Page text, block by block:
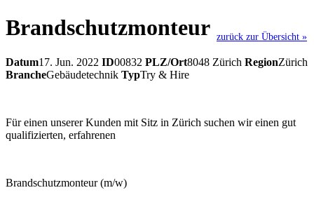
zurück zur Übersicht »
Brandschutzmonteur
Datum17. Jun. 2022 ID00832 PLZ/Ort8048 Zürich RegionZürich
BrancheGebäudetechnik TypTry & Hire
Für einen unserer Kunden mit Sitz in Zürich suchen wir einen gut
qualifizierten, erfahrenen
Brandschutzmonteur (m/w)